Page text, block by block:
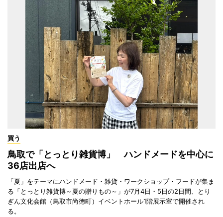
買う
鳥取で「とっとり雑貨博」 ハンドメードを中心に
36店出店へ
「夏」をテーマにハンドメード・雑貨・ワークショップ・フードが集ま
る「とっとり雑貨博～夏の贈りもの～」が7月4日・5日の2日間、とり
ぎん文化会館（鳥取市尚徳町）イベントホール1階展示室で開催され
る。